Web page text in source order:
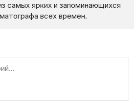
самых ярких и запоминающихся
всех времен.